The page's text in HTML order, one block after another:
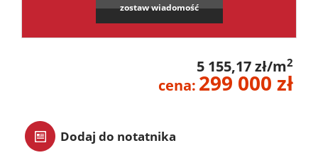
zostaw wiadomość
5 155,17 zł/m2
cena: 299 000 zł
Dodaj do notatnika